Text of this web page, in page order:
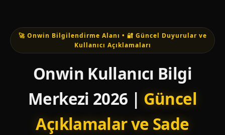
🚀 Onwin Bilgilendirme Alanı • 🔐 Güncel Duyurular ve
Kullanıcı Açıklamaları
Onwin Kullanıcı Bilgi
Merkezi 2026 | Güncel
Açıklamalar ve Sade